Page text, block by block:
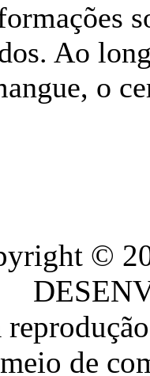
Ao
o
©
de